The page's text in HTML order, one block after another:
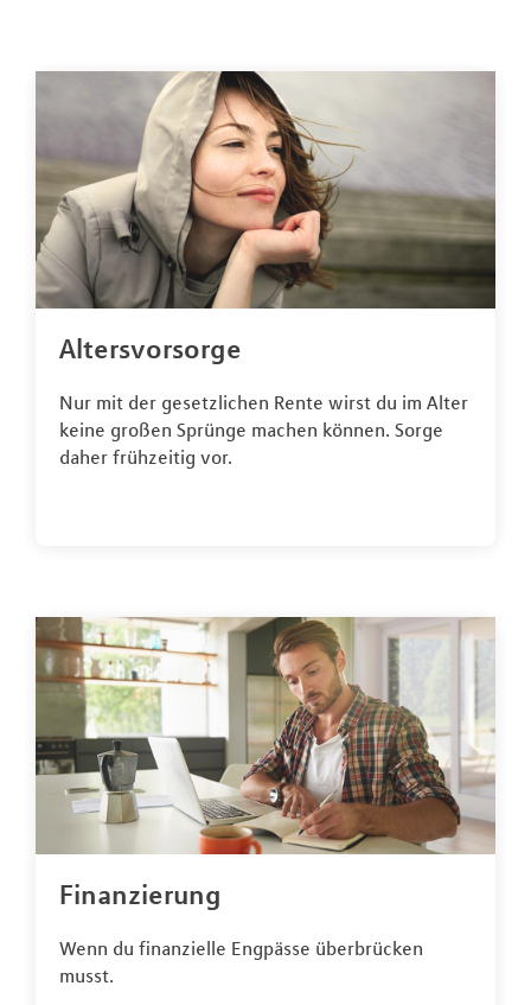
Altersvorsorge
Nur mit der gesetzlichen Rente wirst du im Alter
keine großen Sprünge machen können. Sorge
daher frühzeitig vor.
Finanzierung
Wenn du finanzielle Engpässe überbrücken
musst.